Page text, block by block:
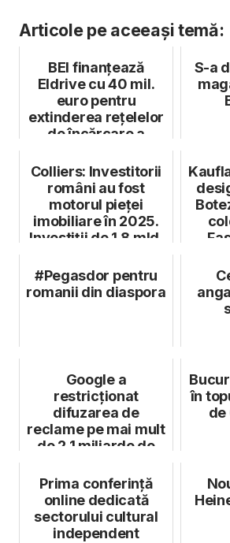
Articole pe aceeași temă:
BEI finanțează
Eldrive cu 40 mil.
euro pentru
extinderea rețelelor
de încărcare a
S-a
Colliers: Investitorii
români au fost
motorul pieței
imobiliare în 2025.
Investiții de 1,8 mld.
#Pegasdor pentru
romanii din diaspora
Google a
restricționat
difuzarea de
reclame pe mai mult
de 2,1 miliarde de
publisherilor
în
de
Prima conferință
online dedicată
sectorului cultural
independent